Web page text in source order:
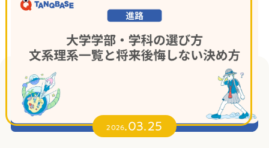
意識しすぎるもっと難しいことを研究しなければ
ならない、社会の役に立つテーマでなければなら
ないという思い込みが、テーマ選びのハードルを
上げています。選択肢が多すぎる何でも研究でき
るからこそ、何から手をつけていいかわからなく
なります。失敗を恐れているちゃんとした結果が
出なかったらどうしようという不安が、行動を止
めることがあります。周りと比べてしまう友達が
決まっているのに自分だけ決まっていないと、焦
マナー。メラビアンの法則では、3〜5秒で第一印
象が決まるそうです。「この子、面接慣れてる
な」、「基本ができていて好印象！」と面接官に
しょう。1. ノックは3回入室前のノックは、「コ
ン・コン・コン」と必ず3回鳴らせましょう。よく
間違えやすいのが、ノック2回で終わってしまうこ
とです。ノック2回は、お手洗いの空室確認の際に
本を整理し、目的やよくある項目を分かりやすく
リーシートとは、総合型選抜（旧AO入試）におい
て、大学があなたの人物像をつかむために提出を
求める書類のことです。ひと言でいえば、「あな
たがどんな人で、なぜこの学部を志望するのか」
を、大学側が短時間で判断できる形にまとめたも
のです。多くの大学のエントリーシートは、自由
「幸福の—」「貴重本の所在を—する」(引用：デ
るものを得ようと行動する様子を表す言葉。一般
的に、自分自身の内側や外の世界を深く理解しよ
うとすることを意味します。また、新しい知識や
理解を得るために、積極的に学び続けることも含
まれます。個人的な好奇心や情熱に基づいて、あ
るテーマやトピックに対して能動的にチャレンジ
2026.03.25